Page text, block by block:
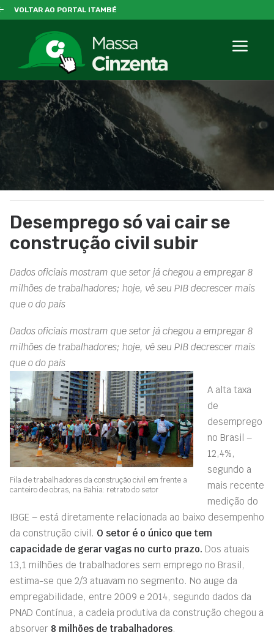
VOLTAR AO PORTAL ITAMBÉ
Desemprego só vai cair se
construção civil subir
Dados oficiais mostram que setor já chegou a empregar 8
milhões de trabalhadores; hoje, vê seu PIB decrescer mais
que o do país
Dados oficiais mostram que setor já chegou a empregar 8
milhões de trabalhadores; hoje, vê seu PIB decrescer mais
que o do país
Fila de trabalhadores da construção civil em frente a
canteiro de obras, na Bahia: retrato do setor
A alta taxa
de
desemprego
no Brasil –
12,4%,
segundo a
mais recente
medição do
IBGE – está diretamente relacionada ao baixo desempenho
da construção civil. O setor é o único que tem
capacidade de gerar vagas no curto prazo. Dos atuais
13,1 milhões de trabalhadores sem emprego no Brasil,
estima-se que 2/3 atuavam no segmento. No auge da
empregabilidade, entre 2009 e 2014, segundo dados da
PNAD Contínua, a cadeia produtiva da construção chegou a
absorver 8 milhões de trabalhadores.